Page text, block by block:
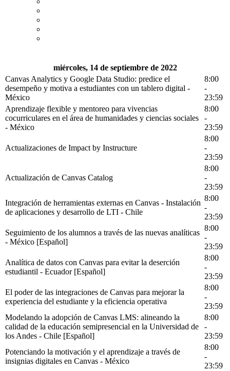
miércoles, 14 de septiembre de 2022
Canvas Analytics y Google Data Studio: predice el
desempeño y motiva a estudiantes con un tablero digital -
México
8:00
-
23:59
Aprendizaje flexible y mentoreo para vivencias
cocurriculares en el área de humanidades y ciencias sociales
- México
8:00
-
23:59
Actualizaciones de Impact by Instructure
8:00
-
23:59
Actualización de Canvas Catalog
8:00
-
23:59
Integración de herramientas externas en Canvas - Instalación
de aplicaciones y desarrollo de LTI - Chile
8:00
-
23:59
Seguimiento de los alumnos a través de las nuevas analíticas
- México [Español]
8:00
-
23:59
Analítica de datos con Canvas para evitar la deserción
estudiantil - Ecuador [Español]
8:00
-
23:59
El poder de las integraciones de Canvas para mejorar la
experiencia del estudiante y la eficiencia operativa
8:00
-
23:59
Modelando la adopción de Canvas LMS: alineando la
calidad de la educación semipresencial en la Universidad de
los Andes - Chile [Español]
8:00
-
23:59
Potenciando la motivación y el aprendizaje a través de
insignias digitales en Canvas - México
8:00
-
23:59